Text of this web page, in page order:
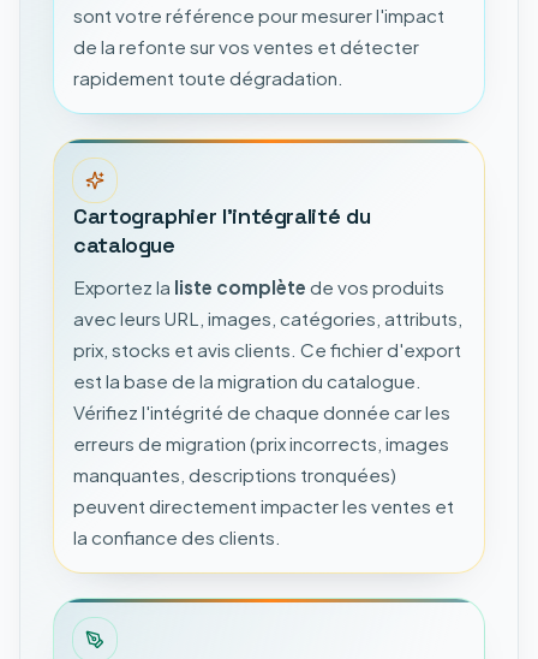
sont votre référence pour mesurer l'impact
de la refonte sur vos ventes et détecter
rapidement toute dégradation.
Cartographier l'intégralité du
catalogue
Exportez la liste complète de vos produits
avec leurs URL, images, catégories, attributs,
prix, stocks et avis clients. Ce fichier d'export
est la base de la migration du catalogue.
Vérifiez l'intégrité de chaque donnée car les
erreurs de migration (prix incorrects, images
manquantes, descriptions tronquées)
peuvent directement impacter les ventes et
la confiance des clients.